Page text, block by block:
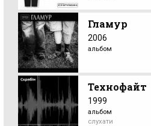
Гламур
2006
альбом
Технофайт
1999
альбом
слухати